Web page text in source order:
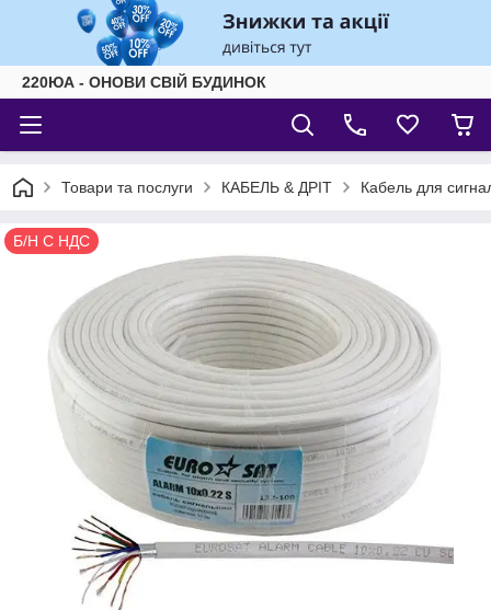
220ЮА - ОНОВИ СВІЙ БУДИНОК
Товари та послуги КАБЕЛЬ & ДРІТ Кабель для
Б/Н С НДС